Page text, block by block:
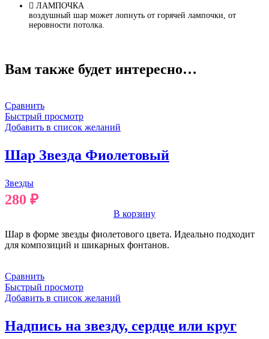
ЛАМПОЧКА
воздушный шар может лопнуть от горячей лампочки, от
неровности потолка.
Вам также будет интересно…
Сравнить
Быстрый просмотр
Добавить в список желаний
Шар Звезда Фиолетовый
Звезды
280 ₽
В корзину
Шар в форме звезды фиолетового цвета. Идеально подходит
для композиций и шикарных фонтанов.
Сравнить
Быстрый просмотр
Добавить в список желаний
Надпись на звезду, сердце или круг